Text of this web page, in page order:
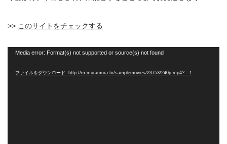
>> このサイトをチェックする
Media error: Format(s) not supported or source(s) not found
ファイルをダウンロード: http://m.muramura.tv/samplemovies/23753/240p.mp4?_=1